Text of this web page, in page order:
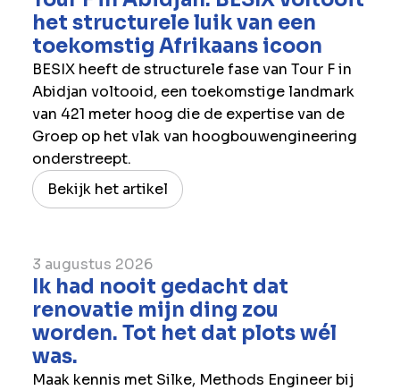
het structurele luik van een
toekomstig Afrikaans icoon
BESIX heeft de structurele fase van Tour F in
Abidjan voltooid, een toekomstige landmark
van 421 meter hoog die de expertise van de
Groep op het vlak van hoogbouwengineering
onderstreept.
Bekijk het artikel
3 augustus 2026
Ik had nooit gedacht dat
renovatie mijn ding zou
worden. Tot het dat plots wél
was.
Maak kennis met Silke, Methods Engineer bij